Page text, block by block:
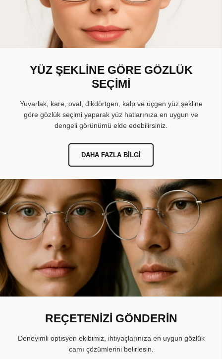
YÜZ ŞEKLİNE GÖRE GÖZLÜK
SEÇİMİ
Yuvarlak, kare, oval, dikdörtgen, kalp ve üçgen yüz şekline
göre gözlük seçimi yaparak yüz hatlarınıza en uygun ve
dengeli görünümü elde edebilirsiniz.
DAHA FAZLA BILGI
REÇETENİZİ GÖNDERİN
Deneyimli optisyen ekibimiz, ihtiyaçlarınıza en uygun gözlük
camı çözümlerini belirlesin.